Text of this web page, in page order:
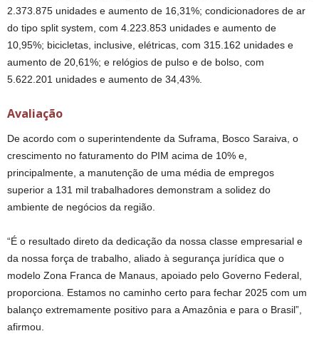
2.373.875 unidades e aumento de 16,31%; condicionadores de ar
do tipo split system, com 4.223.853 unidades e aumento de
10,95%; bicicletas, inclusive, elétricas, com 315.162 unidades e
aumento de 20,61%; e relógios de pulso e de bolso, com
5.622.201 unidades e aumento de 34,43%.
Avaliação
De acordo com o superintendente da Suframa, Bosco Saraiva, o
crescimento no faturamento do PIM acima de 10% e,
principalmente, a manutenção de uma média de empregos
superior a 131 mil trabalhadores demonstram a solidez do
ambiente de negócios da região.
“É o resultado direto da dedicação da nossa classe empresarial e
da nossa força de trabalho, aliado à segurança jurídica que o
modelo Zona Franca de Manaus, apoiado pelo Governo Federal,
proporciona. Estamos no caminho certo para fechar 2025 com um
balanço extremamente positivo para a Amazônia e para o Brasil”,
afirmou.